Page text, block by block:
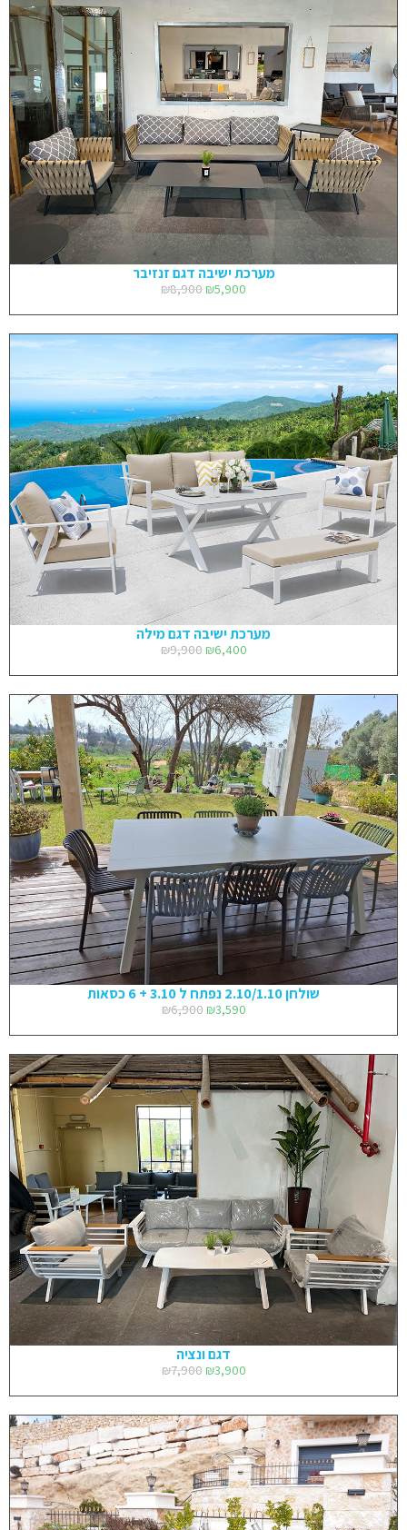
מערכת ישיבה דגם זנזיבר
₪8,900 ₪5,900
מערכת ישיבה דגם מילה
₪9,900 ₪6,400
שולחן 2.10/1.10 נפתח ל 3.10 + 6 כסאות
₪6,900 ₪3,590
דגם ונציה
₪7,900 ₪3,900